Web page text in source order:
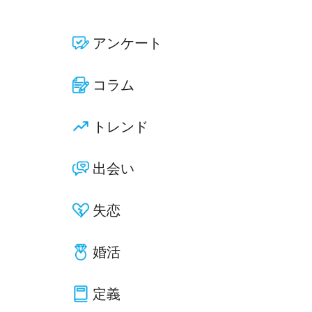
アンケート
コラム
トレンド
出会い
失恋
婚活
定義